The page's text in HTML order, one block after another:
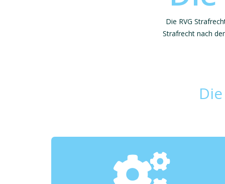
Die RVG
Strafrecht nach